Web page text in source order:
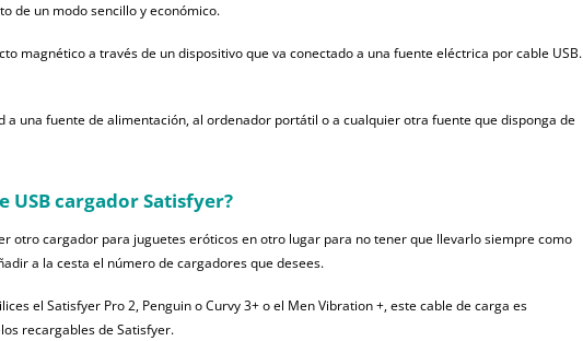
de un modo sencillo y económico.
magnético a través de un dispositivo que va conectado a una fuente eléctrica por cable USB.
a una fuente de alimentación, al ordenador portátil o a cualquier otra fuente que disponga de
USB cargador Satisfyer?
otro cargador para juguetes eróticos en otro lugar para no tener que llevarlo siempre como
a la cesta el número de cargadores que desees.
el Satisfyer Pro 2, Penguin o Curvy 3+ o el Men Vibration +, este cable de carga es
recargables de Satisfyer.